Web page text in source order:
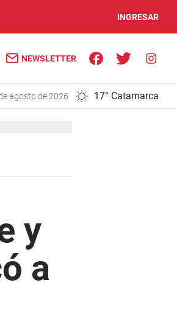
INGRESAR
NEWSLETTER
agosto de 2026 17° Catamarca
y
a